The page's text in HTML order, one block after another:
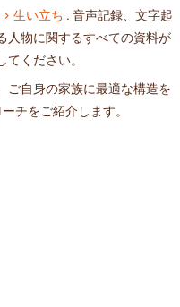
生い立ち . 音声記録、文字起
人物に関するすべての資料が
ください。
ご自身の家族に最適な構造を
チをご紹介します。